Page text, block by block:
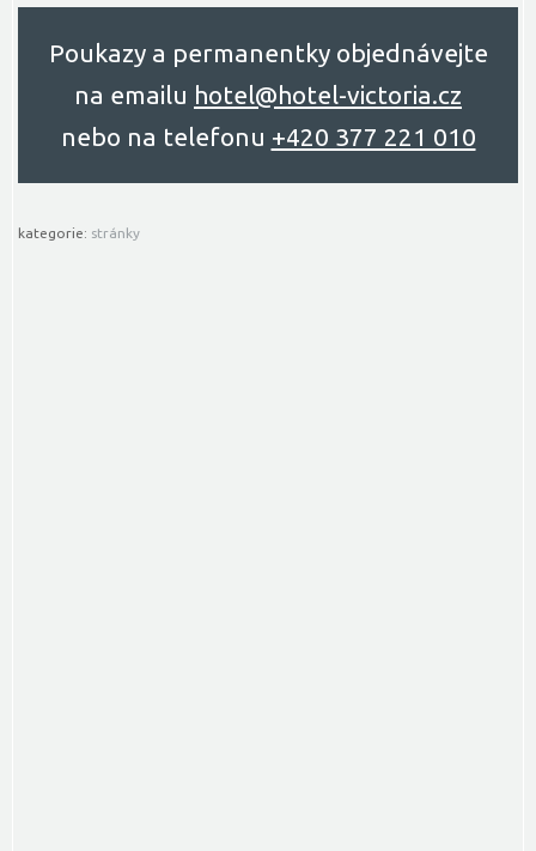
Poukazy a permanentky objednávejte
na emailu hоtel@hоtel-victоriа.cz
nebo na telefonu +420 377 221 010
kategorie: stránky